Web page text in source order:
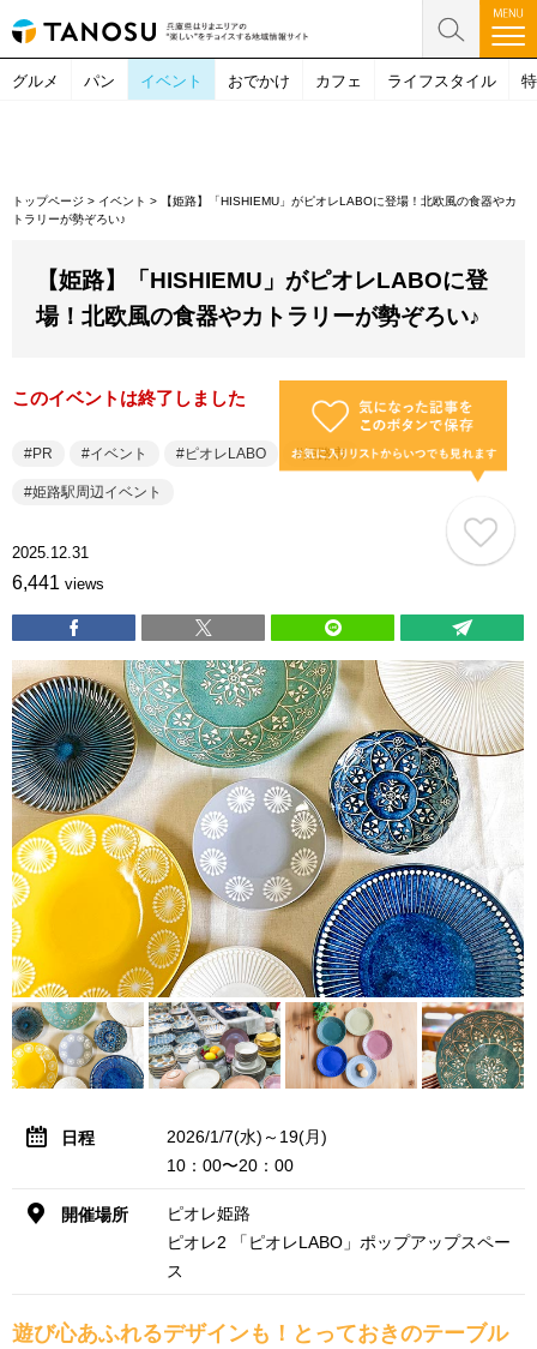
グルメ パン イベント おでかけ カフェ ライフスタイル
トップページ > イベント >
【姫路】「HISHIEMU」がピオレLABOに登場！北欧風の食器やカ
トラリーが勢ぞろい♪
【姫路】「HISHIEMU」がピオレLABOに登
場！北欧風の食器やカトラリーが勢ぞろい♪
このイベントは終了しました
PR イベント ピオレLABO 姫路市
姫路駅周辺イベント
2025.12.31
6,441 views
日程
2026/1/7(水)～19(月)
10：00〜20：00
開催場所
ピオレ姫路
ピオレ2 「ピオレLABO」ポップアップスペー
ス
遊び心あふれるデザインも！とっておきのテーブル